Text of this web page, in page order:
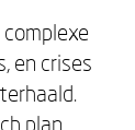
en crises
plan